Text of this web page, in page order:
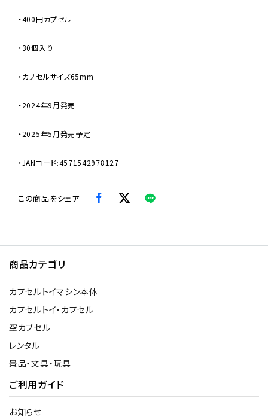
・400円カプセル
・30個入り
・カプセルサイズ65mm
・2024年9月発売
・2025年5月発売予定
・JANコード:4571542978127
この商品をシェア
商品カテゴリ
カプセルトイマシン本体
カプセルトイ・カプセル
空カプセル
レンタル
景品・文具・玩具
ご利用ガイド
お知らせ